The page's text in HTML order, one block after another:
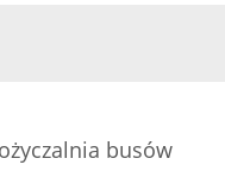
busów